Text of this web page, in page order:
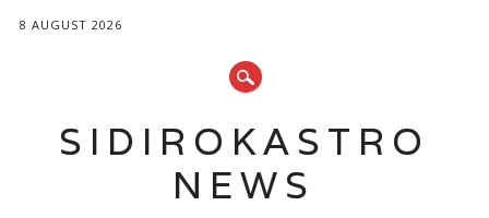
8 AUGUST 2026
SIDIROKASTRO
NEWS